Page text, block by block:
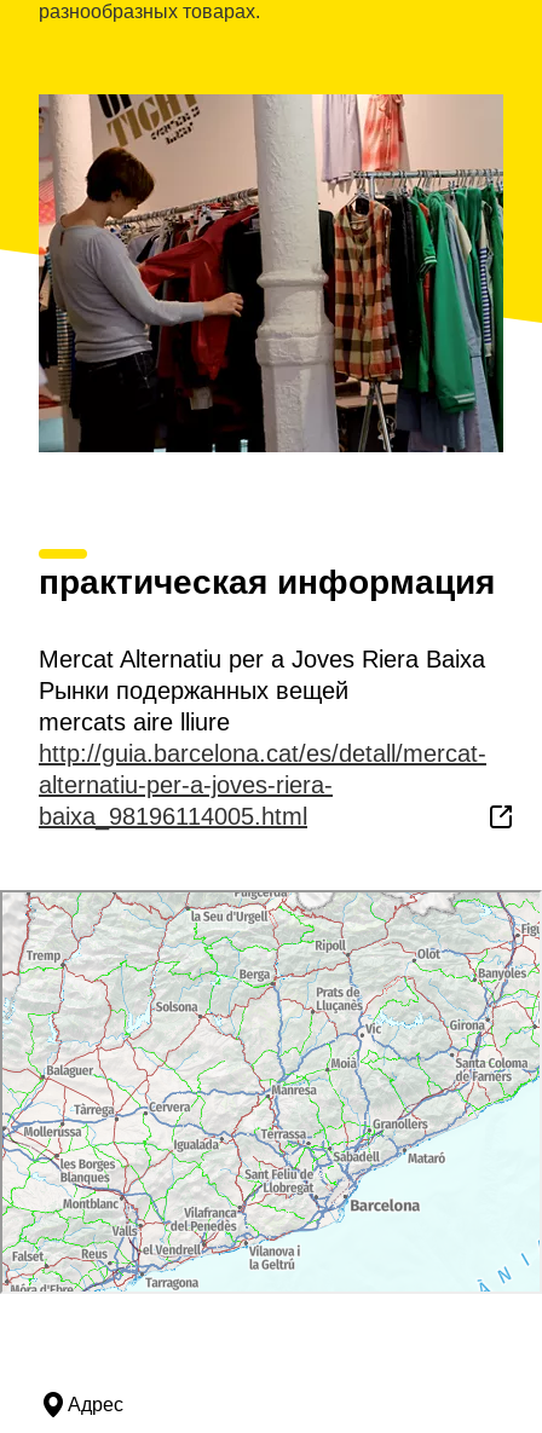
разнообразных товарах.
практическая информация
Mercat Alternatiu per a Joves Riera Baixa
Рынки подержанных вещей
mercats aire lliure
http://guia.barcelona.cat/es/detall/mercat-
alternatiu-per-a-joves-riera-
baixa_98196114005.html
Адрес